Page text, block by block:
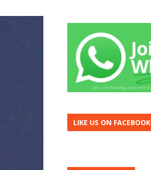
LIKE US ON FACEBOOK